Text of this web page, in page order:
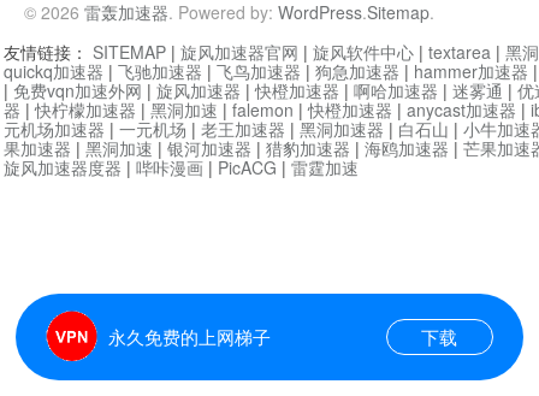
© 2026 雷轰加速器. Powered by: WordPress.Sitemap.
永久免费的上网梯子 下载
友情链接： SITEMAP | 旋风加速器官网 | 旋风软件中心 | textarea | 黑
quickq加速器 | 飞驰加速器 | 飞鸟加速器 | 狗急加速器 | hammer加速器
| 免费vqn加速外网 | 旋风加速器 |快橙加速器 | 啊哈加速器 | 迷雾通 | 优
器 |快柠檬加速器 | 黑洞加速 | falemon |快橙加速器 | anycast加速器 |
元机场加速器 | 一元机场 | 老王加速器 | 黑洞加速器 | 白石山 | 小牛加速
果加速器 | 黑洞加速 | 银河加速器 | 猎豹加速器 | 海鸥加速器 | 芒果加速
旋风加速器度器 | 哔咔漫画 | PicACG | 雷霆加速